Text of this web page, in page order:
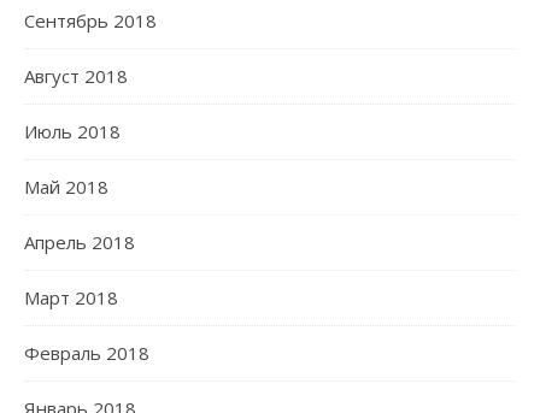
Сентябрь 2018
Август 2018
Июль 2018
Май 2018
Апрель 2018
Март 2018
Февраль 2018